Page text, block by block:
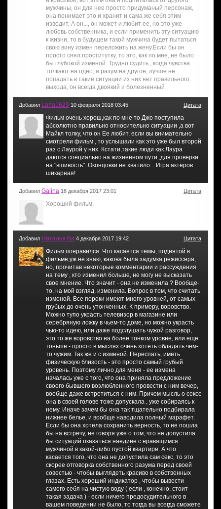
мужчины, он для нее просто придуманый персонаж,
она понимает это и хранит и сама же себя этим
изводит, А он..., он может и любит ее, но это уже
любовь собственника, и если применить эту ситуацию
к жизни, то в будущем такой мужчина будет пытаться
свою вину измен переложить на жену.Если бы он
просто снял проститутку, то это, как по мне, не было
бы глубокой изменой. Трудно судить , когда чувства
толкают на одно, а разум на другое, лучше не
попадать в такие ситуации из них нет правильного
выхода, он всегда двоякий и болезненный
Добавил Lana1629 10 февраля 2018 03:45 Цитата
Фильм очень хорош,как по мне то Джо поступила
абсолютно правильно относительно ситуации ,а вот
Майкл толку, что он Ее любит, если вы внимательно
смотрели фильм , то услышали как это уже был второй
раз с Лаурой у них. Кстати,такие люди как Лаура
даются специально на жизненном пути ,для проверки
на "вшивость". Оконцовки не хватило... Игра актёров
шикарная!
Добавил Galina 18 декабря 2017 23:01 Цитата
Хороший фильм.
Добавил Наталья Вл 4 декабря 2017 19:42 Цитата
Фильм понравился. Что касается темы, поднятой в
фильме,уж не знаю, какова была задумка режиссера,
но, прочитав некоторые комментарии и рассуждения
на тему , кто изменил больше, не могу не высказать
свое мнение. Что значит - она не изменила ? Вообще-
то, на мой взгляд, изменила. Вопрос в том, что считать
изменой. Все пороки имеют много уровней, от самых
грубых до очень утонченных. К примеру, воровство.
Можно тупо украсть телевизор в магазине или
серебряную ложку в чьем-то доме, но можно украсть
чью-то идею, или даже подслушать чужой разговор,
это то же воровство на более тонком уровне, или еще
тоньше - просто в мыслях очень хотеть обладать чем-
то чужим. Так же и с изменой. Переспать, иметь
физическую близость - это просто самый грубый
уровень. Поэтому лично для меня - ее измена
началась уже с того, что она приняла предложение
своего бывшего возлюбленного провести с ним вечер,
вообще даже встретиться с ним. Причем мысль о сексе
она в своей голове тоже допускала , уже собираясь к
нему. Иначе зачем бы она так тщательно подбирала
нижнее белье, и вообще наводила полный марафет.
Если бы она хотела сохранить верность, то не пошла
бы на встречу, не говоря уже о том, что не допустила
бы ситуаций оказаться наедине с нравящимся
мужчиной в какой-либо пустой квартире. А что
касается того, что она не допустила сам секс, то это
скорее отговорка собственного разума перед своей
совестью - чтобы выглядеть красиво в собственных
глазах. Есть хороший индикатор , чтобы вывести
самого себя на чистую воду ( если , конечно, стоит
такая задача ) - если ничего предосудительного в
вашем поведении не было, то тогда вы всегда сможете